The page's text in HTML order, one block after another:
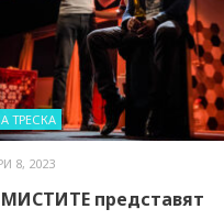
ТРЕСКА
8, 2023
представят